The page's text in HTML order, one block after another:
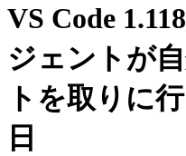
VS Code
ジェントが
トを取りに
日